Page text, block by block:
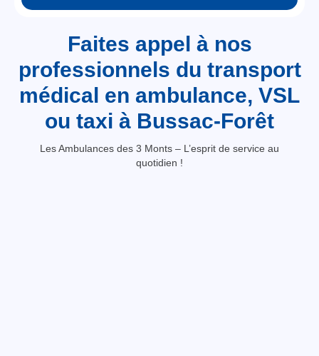
Faites appel à nos
professionnels du transport
médical en ambulance, VSL
ou taxi à Bussac-Forêt
Les Ambulances des 3 Monts – L’esprit de service au
quotidien !